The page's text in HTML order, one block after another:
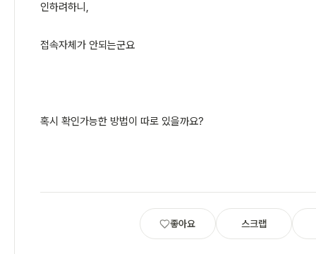
인하려하니,
접속자체가 안되는군요
혹시 확인가능한 방법이 따로 있을까요?
좋아요 스크랩